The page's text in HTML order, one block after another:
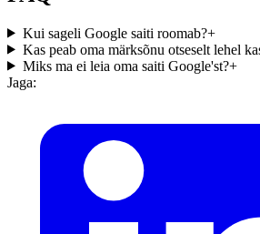
Kui sageli Google saiti roomab?+
Kas peab oma märksõnu otseselt lehel
Miks ma ei leia oma saiti Google'st?+
Jaga: